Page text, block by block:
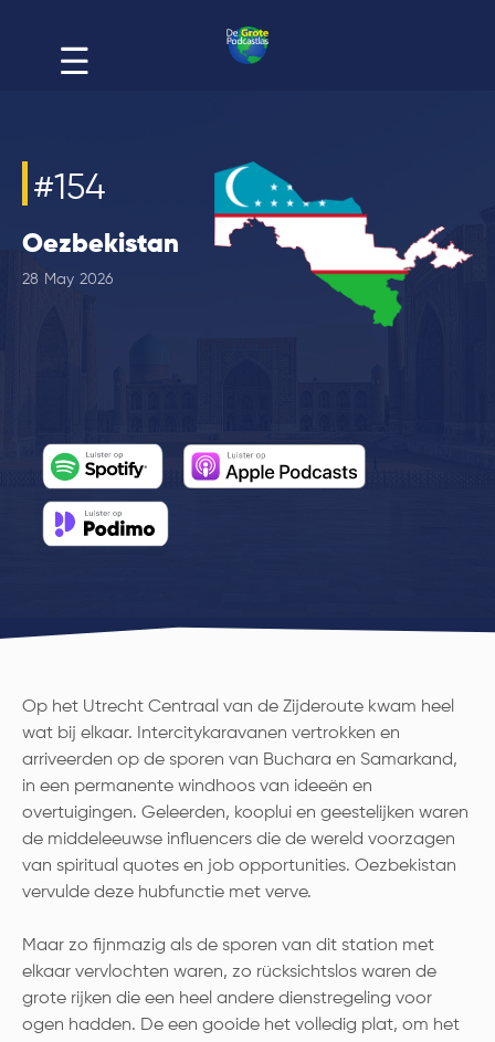
#154
Oezbekistan
28 May 2026
Op het Utrecht Centraal van de Zijderoute kwam heel
wat bij elkaar. Intercitykaravanen vertrokken en
arriveerden op de sporen van Buchara en Samarkand,
in een permanente windhoos van ideeën en
overtuigingen. Geleerden, kooplui en geestelijken waren
de middeleeuwse influencers die de wereld voorzagen
van spiritual quotes en job opportunities. Oezbekistan
vervulde deze hubfunctie met verve.
Maar zo fijnmazig als de sporen van dit station met
elkaar vervlochten waren, zo rücksichtslos waren de
grote rijken die een heel andere dienstregeling voor
ogen hadden. De een gooide het volledig plat, om het